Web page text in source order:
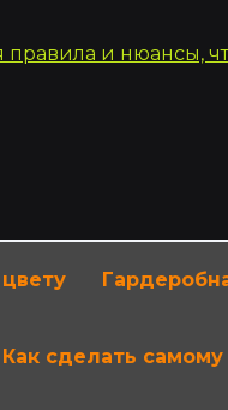
Как сделать самому